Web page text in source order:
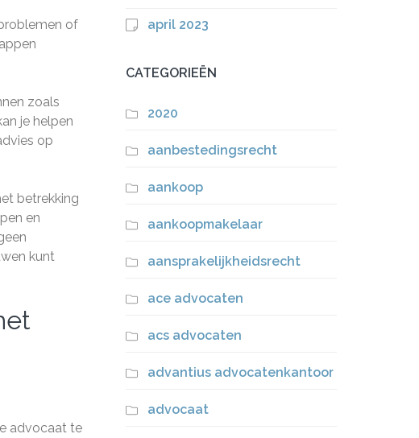
of
zoals
je helpen
op
betrekking
en
kunt
advocaat te
april 2023
CATEGORIEËN
2020
aanbestedingsrecht
aankoop
aankoopmakelaar
aansprakelijkheidsrecht
ace advocaten
acs advocaten
advantius advocatenkantoor
advocaat